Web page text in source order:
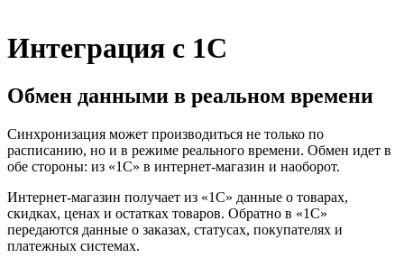
Интеграция с 1С
Обмен данными в реальном времени
Синхронизация может производиться не только по
расписанию, но и в режиме реального времени. Обмен идет в
обе стороны: из «1С» в интернет-магазин и наоборот.
Интернет-магазин получает из «1С» данные о товарах,
скидках, ценах и остатках товаров. Обратно в «1С»
передаются данные о заказах, статусах, покупателях и
платежных системах.